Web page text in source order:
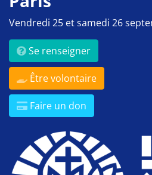
Vendredi 25 et samedi 26
Se renseigner
Être volontaire
Faire un don